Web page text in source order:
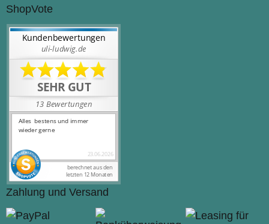
ShopVote
Zahlung und Versand